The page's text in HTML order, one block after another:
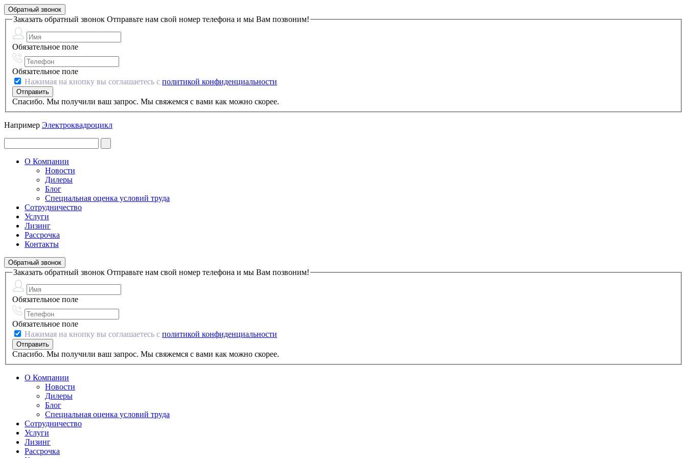
Обратный звонок
Заказать обратный звонок Отправьте нам свой номер телефона и мы Вам позвоним!
Обязательное поле
Обязательное поле
Нажимая на кнопку вы соглашаетесь с политикой конфиденциальности
Спасибо. Мы получили ваш запрос. Мы свяжемся с вами как можно скорее.
Например Электроквадроцикл
О Компании
Новости
Дилеры
Блог
Специальная оценка условий труда
Сотрудничество
Услуги
Лизинг
Рассрочка
Контакты
Обратный звонок
Заказать обратный звонок Отправьте нам свой номер телефона и мы Вам позвоним!
Обязательное поле
Обязательное поле
Нажимая на кнопку вы соглашаетесь с политикой конфиденциальности
Спасибо. Мы получили ваш запрос. Мы свяжемся с вами как можно скорее.
О Компании
Новости
Дилеры
Блог
Специальная оценка условий труда
Сотрудничество
Услуги
Лизинг
Рассрочка